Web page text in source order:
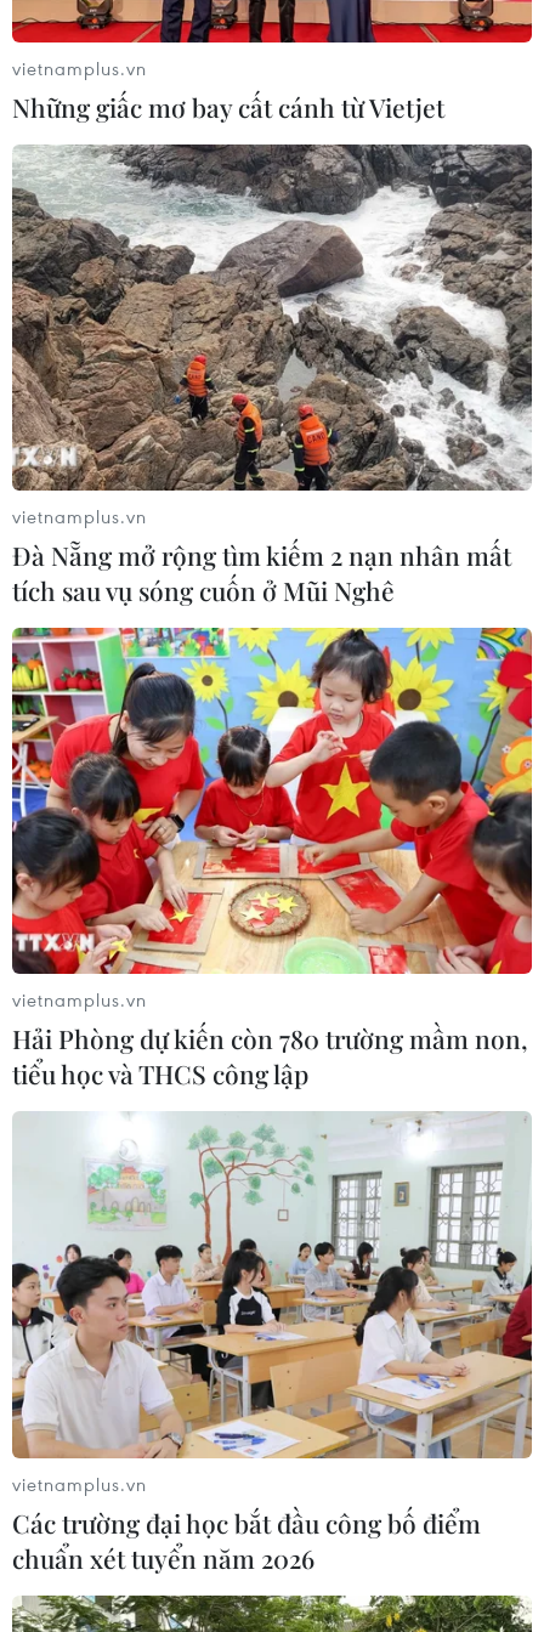
Bản tin 60s: Đối tượng ở Thủ Đức
tấn công nhân viên gác chắn tàu vì lý do
gì?
31/12/2024 11:58
Vào khoảng 20 giờ 40 phút ngày 30/12/2024, tại điểm
gác chắn tàu Chùa Ưu Đàm (thuộc phường Hiệp Bình
Chánh, thành phố Thủ Đức, Thành phố Hồ Chí Minh),
nhân viên gác chắn đã bị một đối tượng hành hung.
vietnamplus.vn
Những giấc mơ bay cất cánh từ Vietjet
vietnamplus.vn
Đà Nẵng mở rộng tìm kiếm 2 nạn nhân mất
tích sau vụ sóng cuốn ở Mũi Nghê
vietnamplus.vn
Hải Phòng dự kiến còn 780 trường mầm non,
tiểu học và THCS công lập
vietnamplus.vn
Các trường đại học bắt đầu công bố điểm
chuẩn xét tuyển năm 2026